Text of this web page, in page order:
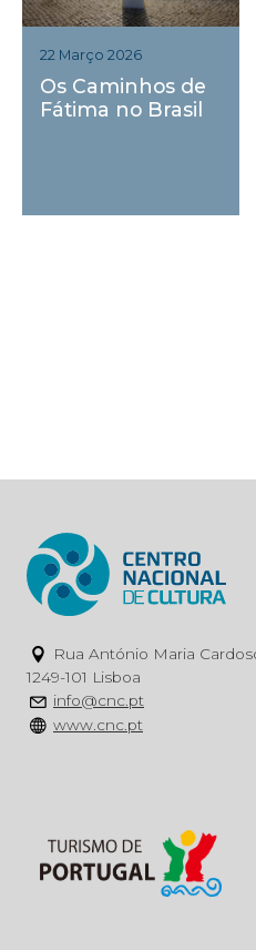
22 Março 2026
Os Caminhos de
Fátima no Brasil
Rua António Maria
1249-101 Lisboa
info@cnc.pt
www.cnc.pt